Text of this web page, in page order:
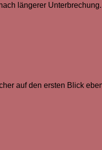
längerer
auf den ersten Blick